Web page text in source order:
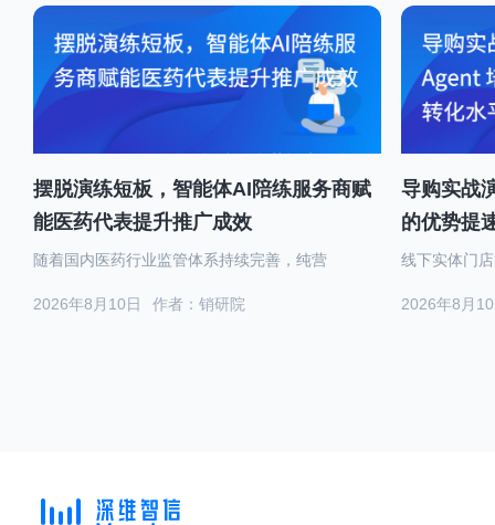
摆脱演练短板，智能体AI陪练服务商赋
能医药代表提升推广成效
作者：销研院
2026年8月10日
随着国内医药行业监管体系持续完善，纯营
导购实战
的优势提
2026年8月
线下实体门